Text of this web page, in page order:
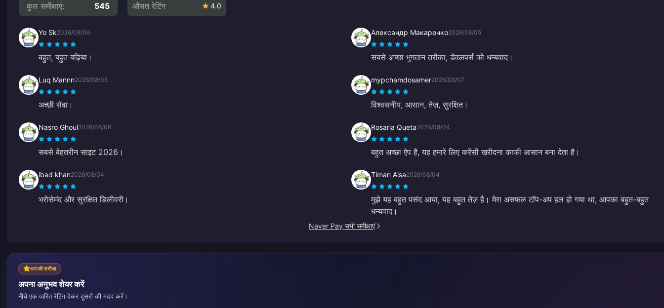
कुल समीक्षाएं: 545 औसत रेटिंग 4.0
Yo Sk2026/08/06
बहुत, बहुत बढ़िया।
Александр Макаренко2026/08/05
सबसे अच्छा भुगतान तरीका, डेवलपर्स को धन्यवाद।
Luq Mannn2026/08/05
अच्छी सेवा।
mypchamdosamer2026/08/07
विश्वसनीय, आसान, तेज़, सुरक्षित।
Nasro Ghoul2026/08/06
सबसे बेहतरीन साइट 2026।
Rosaria Queta2026/08/04
बहुत अच्छा ऐप है, यह हमारे लिए करेंसी खरीदना काफी आसान बना देता है।
ibad khan2026/08/04
भरोसेमंद और सुरक्षित डिलीवरी।
Timan Aisa2026/08/04
मुझे यह बहुत पसंद आया, यह बहुत तेज़ है। मेरा असफल टॉप-अप हल हो गया था, आपका बहुत-बहुत
धन्यवाद।
Naver Pay सभी समीक्षाएं
आपकी समीक्षा
अपना अनुभव शेयर करें
नीचे एक त्वरित रेटिंग देकर दूसरों की मदद करें।